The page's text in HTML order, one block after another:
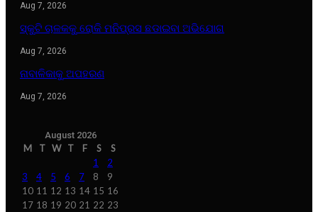
Aug 7, 2026
ସ୍କୁଟି ଚାଳକକୁ ରୋକି ମନିପ୍ରସ ଛଡାଇବା ଅଭିଯୋଗ
Aug 7, 2026
ନାବାଳିକାକୁ ଅପହରଣ
Aug 7, 2026
August 2026
M T W T F S
S
1
2
3
4 5 6 7 8
9
10 11 12 13 14 15 16
17 18 19 20 21 22 23